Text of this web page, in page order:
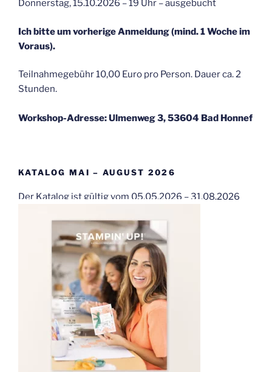
Donnerstag, 15.10.2026 – 19 Uhr – ausgebucht
Ich bitte um vorherige Anmeldung (mind. 1 Woche im
Voraus).
Teilnahmegebühr 10,00 Euro pro Person. Dauer ca. 2
Stunden.
Workshop-Adresse: Ulmenweg 3, 53604 Bad Honnef
KATALOG MAI – AUGUST 2026
Der Katalog ist gültig vom 05.05.2026 – 31.08.2026